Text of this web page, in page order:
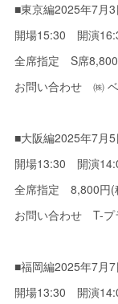
■東京編2025年7月
開場15:30 開演
全席指定 S席8,800
お問い合わせ ㈱
■大阪編2025年7月
開場13:30 開演
全席指定 8,800円(
お問い合わせ T-プ
■福岡編2025年7月
開場13:30 開演